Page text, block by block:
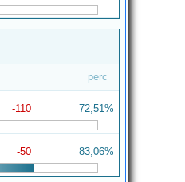
perc
-110 72,51%
-50 83,06%